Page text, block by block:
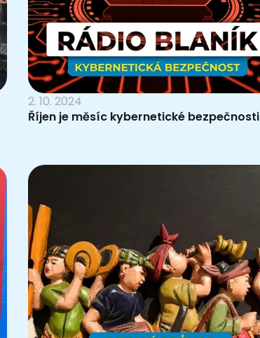
2. 10. 2024
Říjen je měsíc kybernetické bezpečnosti